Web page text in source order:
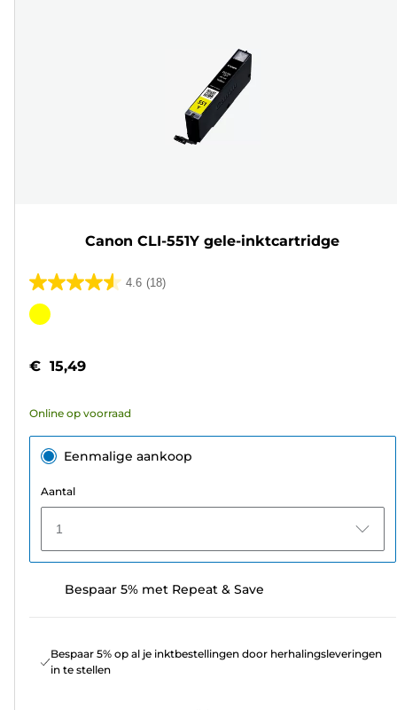
Canon CLI-551Y gele-inktcartridge
4.6 (18)
4.6
van
sterren.
beoordelingen
Kleurencartridge
€ 15,49
Online op voorraad
Eenmalige aankoop
Aantal
1
Bespaar 5% met Repeat & Save
Bespaar 5% op al je inktbestellingen door herhalingsleveringen
in te stellen